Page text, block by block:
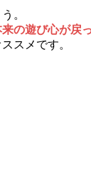
。
来の遊び心が戻
スメです。